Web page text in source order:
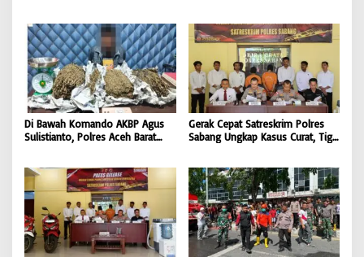
Pembangunan Aceh |
BONGKAR’Perkara.com
Di Bawah Komando AKBP Agus
Sulistianto, Polres Aceh Barat
BONGKAR ‘Perkara.com
Gerak Cepat Satreskrim Polres
Sabang Ungkap Kasus Curat, Tiga